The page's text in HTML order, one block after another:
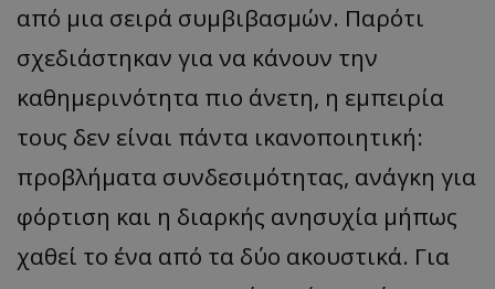
από μια σειρά συμβιβασμών. Παρότι
σχεδιάστηκαν για να κάνουν την
καθημερινότητα πιο άνετη, η εμπειρία
τους δεν είναι πάντα ικανοποιητική:
προβλήματα συνδεσιμότητας, ανάγκη για
φόρτιση και η διαρκής ανησυχία μήπως
χαθεί το ένα από τα δύο ακουστικά. Για